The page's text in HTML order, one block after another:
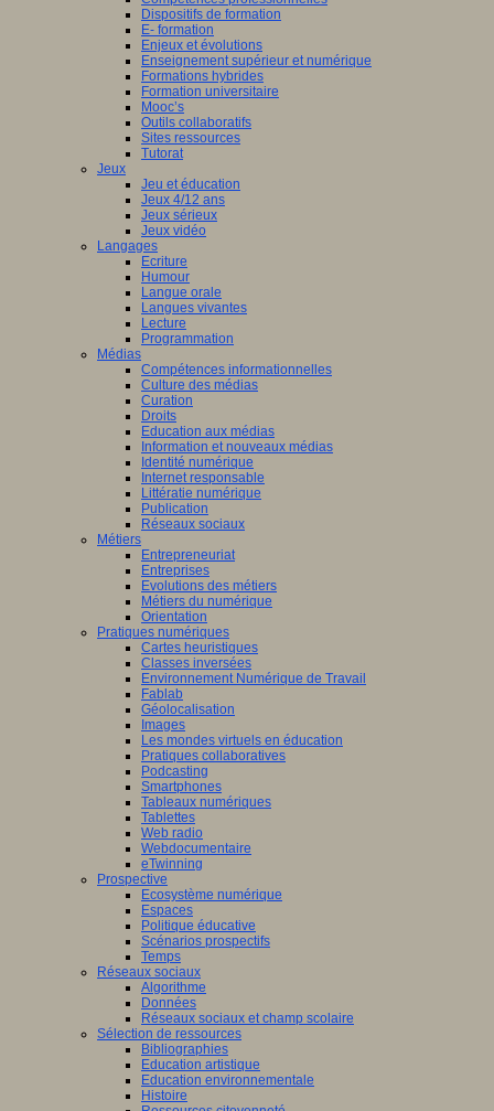
Dispositifs de formation
E- formation
Enjeux et évolutions
Enseignement supérieur et numérique
Formations hybrides
Formation universitaire
Mooc’s
Outils collaboratifs
Sites ressources
Tutorat
Jeux
Jeu et éducation
Jeux 4/12 ans
Jeux sérieux
Jeux vidéo
Langages
Ecriture
Humour
Langue orale
Langues vivantes
Lecture
Programmation
Médias
Compétences informationnelles
Culture des médias
Curation
Droits
Education aux médias
Information et nouveaux médias
Identité numérique
Internet responsable
Littératie numérique
Publication
Réseaux sociaux
Métiers
Entrepreneuriat
Entreprises
Evolutions des métiers
Métiers du numérique
Orientation
Pratiques numériques
Cartes heuristiques
Classes inversées
Environnement Numérique de Travail
Fablab
Géolocalisation
Images
Les mondes virtuels en éducation
Pratiques collaboratives
Podcasting
Smartphones
Tableaux numériques
Tablettes
Web radio
Webdocumentaire
eTwinning
Prospective
Ecosystème numérique
Espaces
Politique éducative
Scénarios prospectifs
Temps
Réseaux sociaux
Algorithme
Données
Réseaux sociaux et champ scolaire
Sélection de ressources
Bibliographies
Education artistique
Education environnementale
Histoire